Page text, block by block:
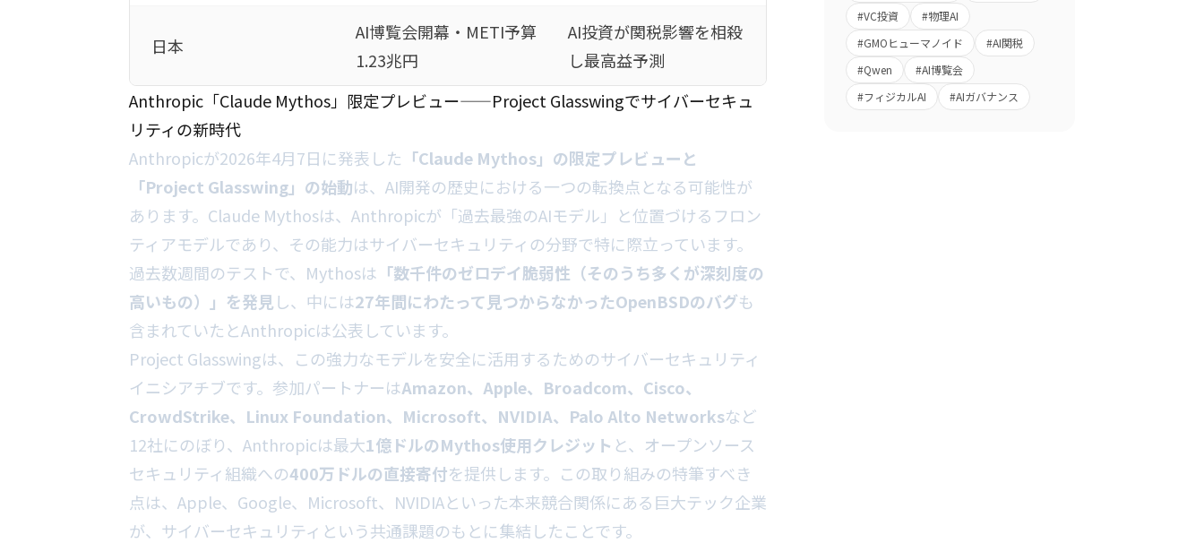
日本
AI博覧会開幕・METI予算
1.23兆円
AI投資が関税影響を相殺
し最高益予測
Anthropic「Claude Mythos」限定プレビュー——Project Glasswingでサイバーセキュ
リティの新時代
Anthropicが2026年4月7日に発表した 「Claude Mythos」の限定プレビューと
「Project Glasswing」の始動は、AI開発の歴史における一つの転換点となる可能性が
あります。Claude Mythosは、Anthropicが「過去最強のAIモデル」と位置づけるフロン
ティアモデルであり、その能力はサイバーセキュリティの分野で特に際立っています。
過去数週間のテストで、Mythosは 「数千件のゼロデイ脆弱性（そのうち多くが深刻度の
高いもの）」を発見し、中には27年間にわたって見つからなかったOpenBSDのバグも
含まれていたとAnthropicは公表しています。
Project Glasswingは、この強力なモデルを安全に活用するためのサイバーセキュリティ
イニシアチブです。参加パートナーはAmazon、Apple、Broadcom、Cisco、
CrowdStrike、Linux Foundation、Microsoft、NVIDIA、Palo Alto Networksなど
12社にのぼり、Anthropicは最大1億ドルのMythos使用クレジット と、オープンソース
セキュリティ組織への400万ドルの直接寄付を提供します。この取り組みの特筆すべき
点は、Apple、Google、Microsoft、NVIDIAといった本来競合関係にある巨大テック企業
が、サイバーセキュリティという共通課題のもとに集結したことです。
#VC投資 #物理AI
#GMOヒューマノイド #AI関税
#Qwen #AI博覧会
#フィジカルAI #AIガバナンス